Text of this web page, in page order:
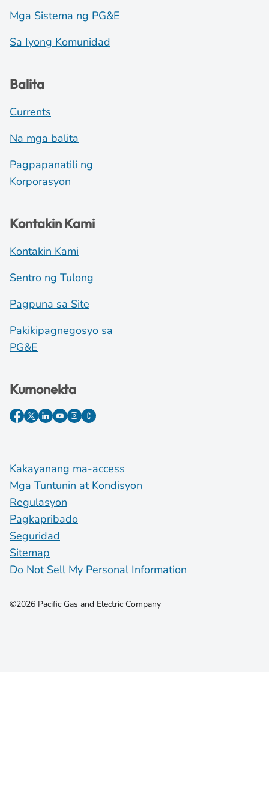
Mga Sistema ng PG&E
Sa Iyong Komunidad
Balita
Currents
Na mga balita
Pagpapanatili ng
Korporasyon
Kontakin Kami
Kontakin Kami
Sentro ng Tulong
Pagpuna sa Site
Pakikipagnegosyo sa
PG&E
Kumonekta
Kakayanang ma-access
Mga Tuntunin at Kondisyon
Regulasyon
Pagkapribado
Seguridad
Sitemap
Do Not Sell My Personal Information
©2026 Pacific Gas and Electric Company